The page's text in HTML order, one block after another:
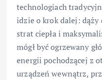
technologiach
idzie o krok dalej:
strat ciepła i
mógł być ogrzewany
energii pochodzącej z
urządzeń wewnątrz,